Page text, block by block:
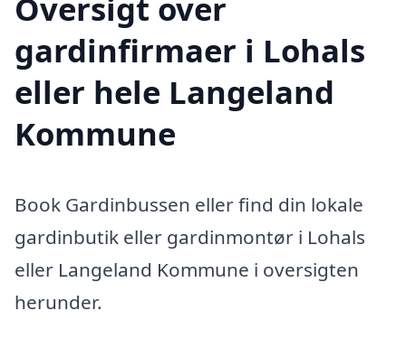
gardinfirmaer i Lohals
eller hele Langeland
Kommune
Book Gardinbussen eller find din lokale
gardinbutik eller gardinmontør i Lohals
eller Langeland Kommune i oversigten
herunder.